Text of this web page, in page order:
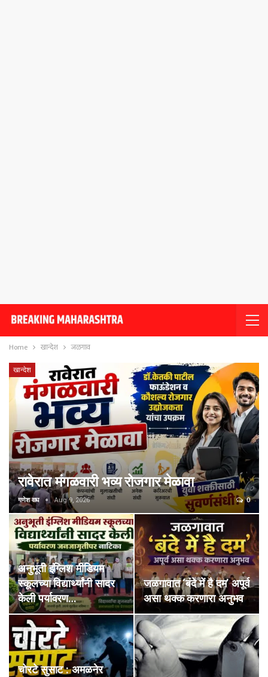
Home खान्देश जळगाव
खान्देश
रावेरात मंगळवारी भव्य रोजगार मेळावा
गणेश वाघ Aug 9, 2026 0
अनुभूती इंग्लिश मीडियम
स्कूलच्या विद्यार्थ्यांनी सादर
केली पर्यावरण…
जळगावात ‘बंदे में है दम’ अपूर्व
असा थक्क करणारा अनुभव
चोरटे सुसाट : अमळनेर